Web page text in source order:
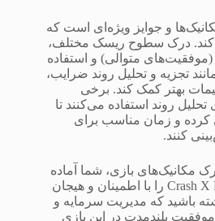
و جوایز ویژه‌ای است که
کند. درک سطوح ریسک مختلف،
متوالی) و استفاده
تجزیه و تحلیل روند ضرایب،
بهتر کمک کند. برخی
تحلیل روند استفاده می‌کنند تا
کرده و زمان مناسب برای
کنند.
مکانیک‌های بازی، شما آماده
خواهید بود تا Crash X Football Edition را با اطمینان و هیجان
باشید که مدیریت سرمایه و
موفقیت بلندمدت در این بازی